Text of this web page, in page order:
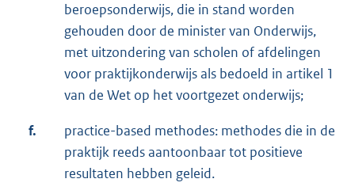
beroepsonderwijs, die in stand worden
gehouden door de minister van Onderwijs,
met uitzondering van scholen of afdelingen
voor praktijkonderwijs als bedoeld in artikel 1
van de Wet op het voortgezet onderwijs;
f.
practice-based methodes: methodes die in de
praktijk reeds aantoonbaar tot positieve
resultaten hebben geleid.